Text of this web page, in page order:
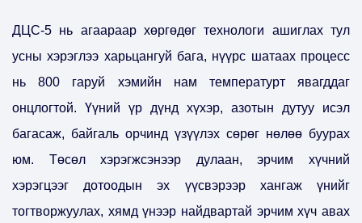
ДЦС-5 нь агаараар хөргөдөг технологи ашиглах тул
усны хэрэглээ харьцангуй бага, нүүрс шатаах процесс
нь 800 гаруй хэмийн нам температурт явагддаг
онцлогтой. Үүний үр дүнд хүхэр, азотын дутуу исэл
багасаж, байгаль орчинд үзүүлэх сөрөг нөлөө буурах
юм. Төсөл хэрэгжсэнээр дулаан, эрчим хүчний
хэрэгцээг дотоодын эх үүсвэрээр хангаж үнийг
тогтворжуулах, хямд үнээр найдвартай эрчим хүч авах